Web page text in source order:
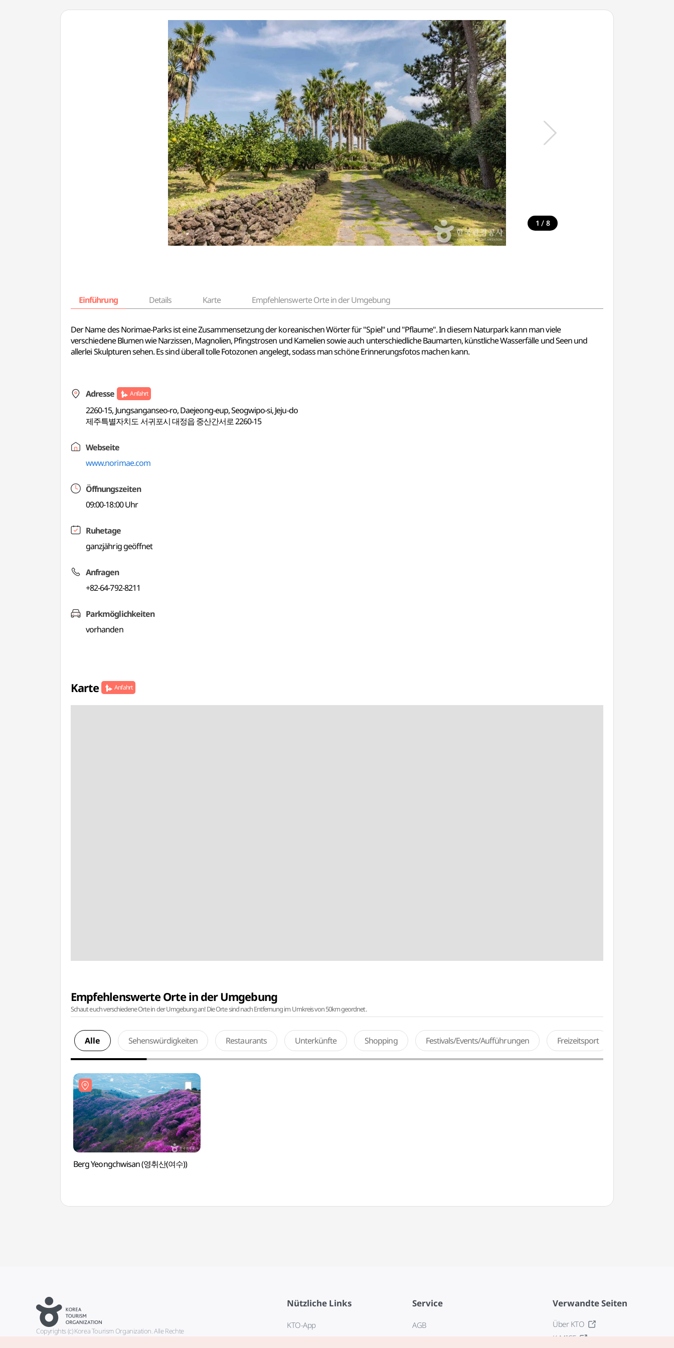
1 / 8
Einführung Details Karte Empfehlenswerte Orte in der Umgebung
Der Name des Norimae-Parks ist eine Zusammensetzung der koreanischen Wörter für "Spiel" und "Pflaume". In diesem Naturpark kann man viele
verschiedene Blumen wie Narzissen, Magnolien, Pfingstrosen und Kamelien sowie auch unterschiedliche Baumarten, künstliche Wasserfälle und Seen und
allerlei Skulpturen sehen. Es sind überall tolle Fotozonen angelegt, sodass man schöne Erinnerungsfotos machen kann.
Adresse Anfahrt
2260-15, Jungsanganseo-ro, Daejeong-eup, Seogwipo-si, Jeju-do
제주특별자치도 서귀포시 대정읍 중산간서로 2260-15
Webseite
www.norimae.com
Öffnungszeiten
09:00-18:00 Uhr
Ruhetage
ganzjährig geöffnet
Anfragen
+82-64-792-8211
Parkmöglichkeiten
vorhanden
Karte Anfahrt
Empfehlenswerte Orte in der Umgebung
Schaut euch verschiedene Orte in der Umgebung an! Die Orte sind nach Entfernung im Umkreis von 50km geordnet.
Alle Sehenswürdigkeiten Restaurants Unterkünfte Shopping Festivals/Events/Aufführungen Freizeitsport
Berg Yeongchwisan (영취산(여수))
Nützliche Links
KTO-App
Service
AGB
Verwandte Seiten
Über KTO
K-MICE
Copyrights (c) Korea Tourism Organization. Alle Rechte